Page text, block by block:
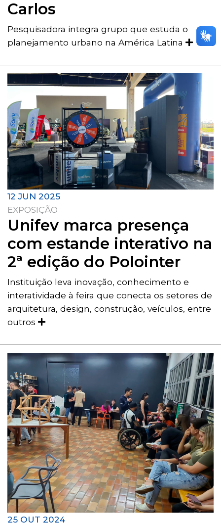
Carlos
Pesquisadora integra grupo que estuda o
planejamento urbano na América Latina
12 JUN 2025
EXPOSIÇÃO
Unifev marca presença
com estande interativo na
2ª edição do Polointer
Instituição leva inovação, conhecimento e
interatividade à feira que conecta os setores de
arquitetura, design, construção, veículos, entre
outros
25 OUT 2024